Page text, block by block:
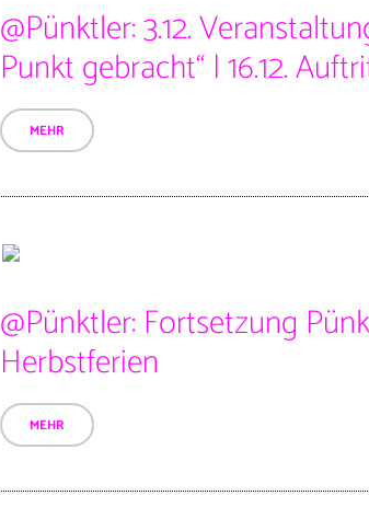
@Pünktler: 3.12.
Punkt gebracht“ | 16.12.
MEHR
@Pünktler: Fortsetzung
Herbstferien
MEHR